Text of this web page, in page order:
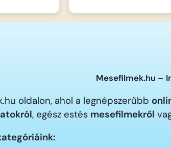
Mesefilmek.hu –
oldalon, ahol a legnépszerűbb
, egész estés mesefilmekről